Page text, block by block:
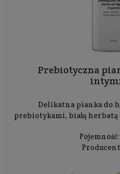
Prebiotyczna
Delikatna pianka do
prebiotykami, białą